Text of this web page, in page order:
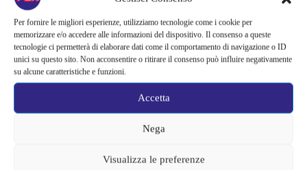
Per fornire le migliori esperienze, utilizziamo tecnologie come i cookie per
memorizzare e/o accedere alle informazioni del dispositivo. Il consenso a queste
tecnologie ci permetterà di elaborare dati come il comportamento di navigazione o ID
unici su questo sito. Non acconsentire o ritirare il consenso può influire negativamente
su alcune caratteristiche e funzioni.
Accetta
Nega
Visualizza le preferenze